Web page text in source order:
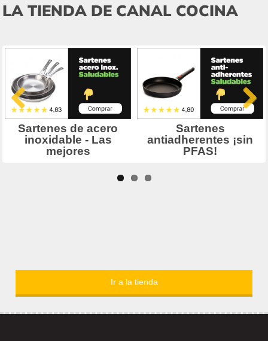
LA TIENDA DE CANAL COCINA
Ir a la tienda